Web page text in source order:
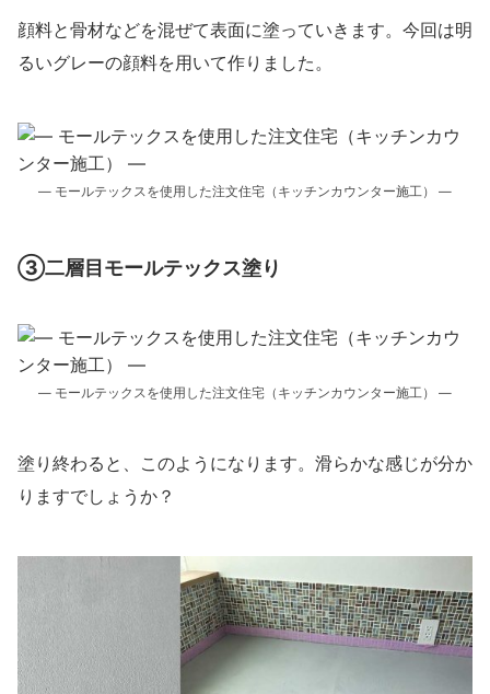
顔料と骨材などを混ぜて表面に塗っていきます。今回は明
るいグレーの顔料を用いて作りました。
― モールテックスを使用した注文住宅（キッチンカウンター施工） ―
③二層目モールテックス塗り
― モールテックスを使用した注文住宅（キッチンカウンター施工） ―
塗り終わると、このようになります。滑らかな感じが分か
りますでしょうか？